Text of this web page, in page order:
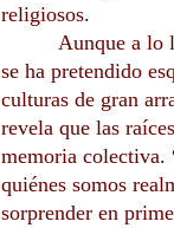
religiosos.
Aunque a lo
se ha pretendido
culturas de gran
revela que las
memoria colectiva.
quiénes somos
sorprender en